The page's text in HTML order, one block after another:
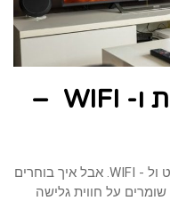
רשת האינטרנט בבית ו- WIFI –
כל בית חייב כיום חיבור לרשת האינטרנט ול - WIFI. אבל איך בוחרים
על חווית גלישה